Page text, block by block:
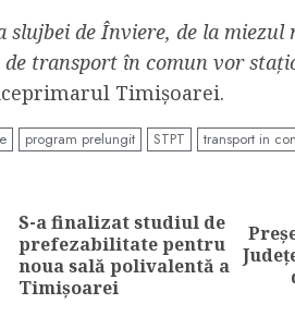
slujbei de Înviere, de la miezul
de transport în comun vor
Timișoarei.
program prelungit STPT transport in
S-a finalizat studiul de
prefezabilitate pentru
noua sală polivalentă a
Timișoarei
Next